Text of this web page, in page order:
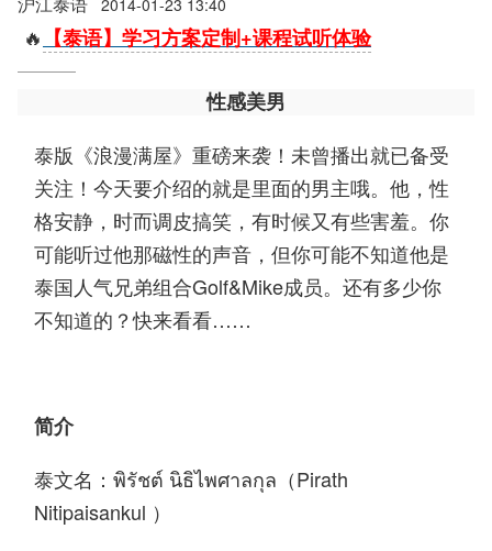
2014-01-23 13:40
🔥 【泰语】学习方案定制+课程试听体验
性感美男
泰版《浪漫满屋》重磅来袭！未曾播出就已备受
关注！今天要介绍的就是里面的男主哦。他，性
格安静，时而调皮搞笑，有时候又有些害羞。你
可能听过他那磁性的声音，但你可能不知道他是
泰国人气兄弟组合Golf&Mike成员。还有多少你
不知道的？快来看看……
简介
泰文名：พิรัชต์ นิธิไพศาลกุล（Pirath
Nitipaisankul ）